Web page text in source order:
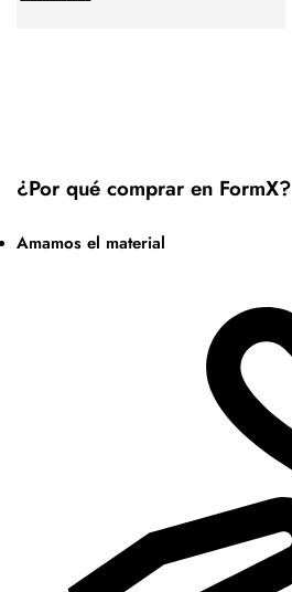
¿Por qué comprar en FormX?
Amamos el material